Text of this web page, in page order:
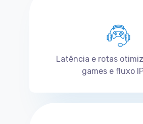
Latência e rotas
games e fluxo